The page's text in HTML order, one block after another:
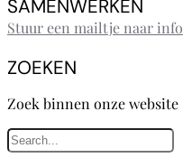
SAMENWERKEN
Stuur een mailtje naar
ZOEKEN
Zoek binnen onze website